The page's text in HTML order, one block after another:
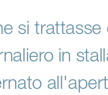
si trattasse
in